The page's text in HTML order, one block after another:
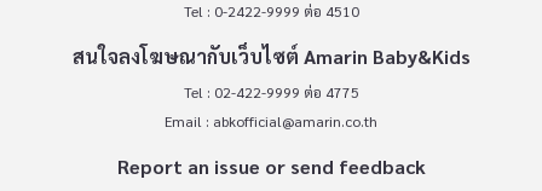
Tel : 0-2422-9999 ต่อ 4510
สนใจลงโฆษณากับเว็บไซต์ Amarin Baby&Kids
Tel : 02-422-9999 ต่อ 4775
Email : abkofficial@amarin.co.th
Report an issue or send feedback